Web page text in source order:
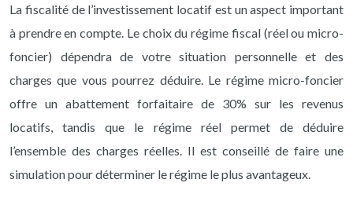
La fiscalité de l’investissement locatif est un aspect important
à prendre en compte. Le choix du régime fiscal (réel ou micro-
foncier) dépendra de votre situation personnelle et des
charges que vous pourrez déduire. Le régime micro-foncier
offre un abattement forfaitaire de 30% sur les revenus
locatifs, tandis que le régime réel permet de déduire
l’ensemble des charges réelles. Il est conseillé de faire une
simulation pour déterminer le régime le plus avantageux.